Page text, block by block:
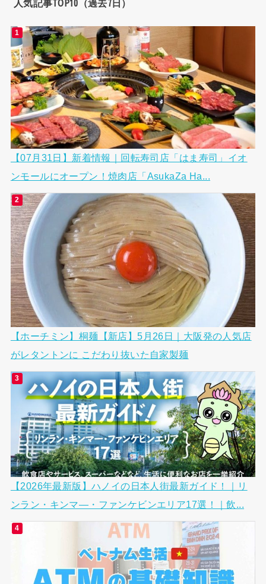
人気記事TOP10（過去7日）
【07月31日】新着情報｜回転寿司店「はま寿司」イオ
ンモールにオープン！焼肉店「AsukaZa Ha...
【ホーチミン】桐麺【新店】5月26日｜大阪発の人気店
がレタントンに こだわり抜いた自家製麺
【2026年最新版】ハノイの日本人街最新ガイド！｜リ
ンラン・キンマ―・ファンケビンエリア17選！｜飲...